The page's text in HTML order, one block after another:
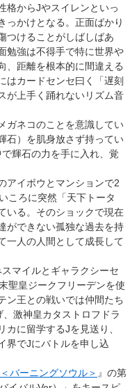
格からJやスイレンといっ
っかけとなる。正面ばかり
つけることがしばしばあ
勉強は不得手で特に世界や
、距離を根本的に間違える
はカードセンセ曰く「遅刻
が上手く踊れないリズム音
ガネコのことを意識してい
石）を肌身放さず持ってい
輝石の力を手に入れ、覚
アイボウとマンションで2
ころに突然「天下トータ
いる。そのショックで現在
ができない孤独な過去を持
一人の人間として成長して
マイルとギャラクシーセ
聖皇ジークフリーデンを使
ン王との戦いでは仲間たち
激神皇カタストロフドラ
に留学するJを見送り、
界でJにバトルを申し込
バーニングソウル＞ 』の第